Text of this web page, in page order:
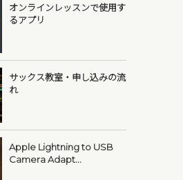
オンラインレッスンで使用す
るアプリ
サックス教室・申し込みの流
れ
Apple Lightning to USB
Camera Adapt...